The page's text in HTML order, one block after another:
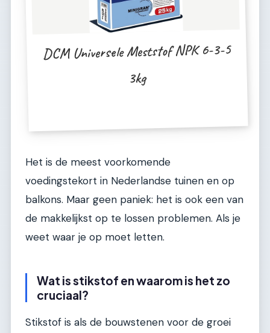
DCM Universele Meststof NPK 6-3-5
3kg
Het is de meest voorkomende
voedingstekort in Nederlandse tuinen en op
balkons. Maar geen paniek: het is ook een van
de makkelijkst op te lossen problemen. Als je
weet waar je op moet letten.
Wat is stikstof en waarom is het zo
cruciaal?
Stikstof is als de bouwstenen voor de groei